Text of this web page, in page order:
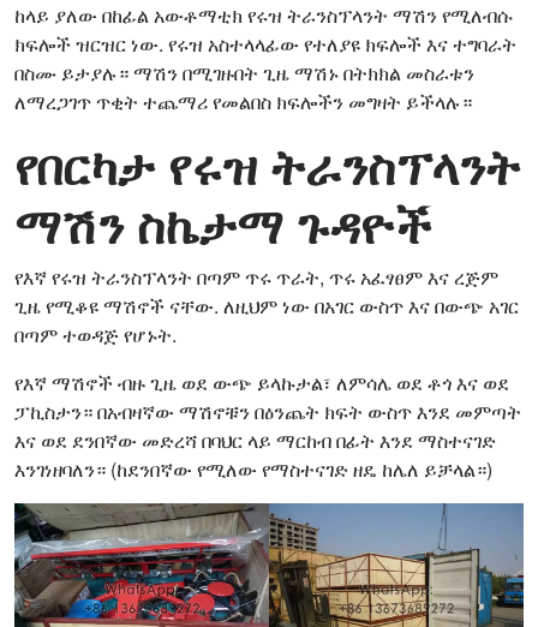
ከላይ ያለው በከፊል አውቶማቲክ የሩዝ ትራንስፕላንት ማሽን የሚለብሱ
ክፍሎች ዝርዝር ነው. የሩዝ አስተላላፊው የተለያዩ ክፍሎች እና ተግባራት
በስሙ ይታያሉ። ማሽን በሚገዙበት ጊዜ ማሽኑ በትክክል መስራቱን
ለማረጋገጥ ጥቂት ተጨማሪ የመልበስ ክፍሎችን መግዛት ይችላሉ።
የበርካታ የሩዝ ትራንስፕላንት
ማሽን ስኬታማ ጉዳዮች
የእኛ የሩዝ ትራንስፕላንት በጣም ጥሩ ጥራት, ጥሩ አፈፃፀም እና ረጅም
ጊዜ የሚቆዩ ማሽኖች ናቸው. ለዚህም ነው በአገር ውስጥ እና በውጭ አገር
በጣም ተወዳጅ የሆኑት.
የእኛ ማሽኖች ብዙ ጊዜ ወደ ውጭ ይላኩታል፣ ለምሳሌ ወደ ቶጎ እና ወደ
ፓኪስታን። በአብዛኛው ማሽኖቹን በዕንጨት ክፍት ውስጥ እንደ መምጣት
እና ወደ ደንበኛው መድረሻ በባህር ላይ ማርከብ በፊት እንደ ማስተናገድ
እንገነዘባለን። (ከደንበኛው የሚለው የማስተናገድ ዘዴ ከሌለ ይቻላል።)